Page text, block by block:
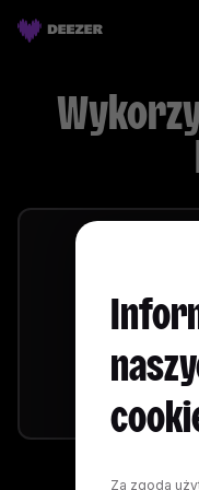
Aby
Twoja oferta
Za zgodą